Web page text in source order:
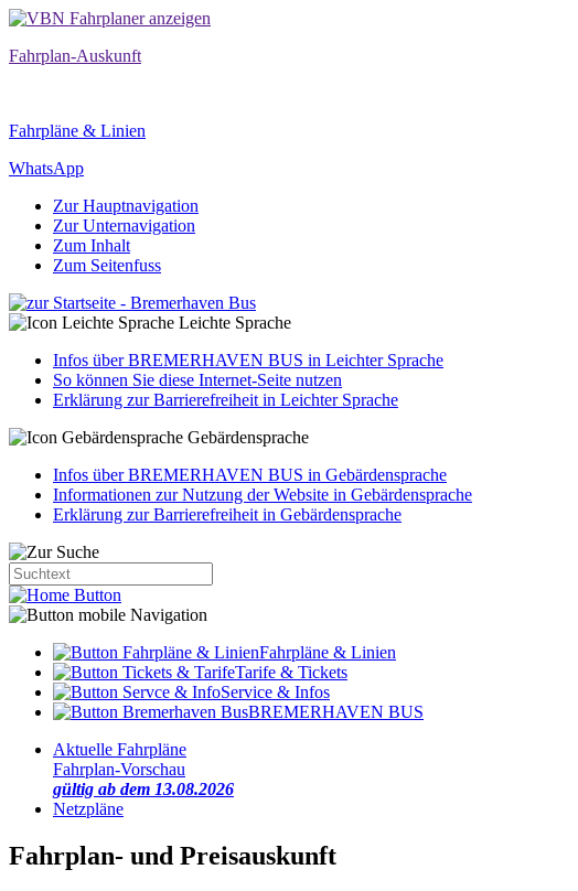
Fahrplan-Auskunft
Fahrpläne & Linien
WhatsApp
Zur Hauptnavigation
Zur Unternavigation
Zum Inhalt
Zum Seitenfuss
Leichte Sprache
Infos über BREMERHAVEN BUS in Leichter Sprache
So können Sie diese Internet-Seite nutzen
Erklärung zur Barrierefreiheit in Leichter Sprache
Gebärdensprache
Infos über BREMERHAVEN BUS in Gebärdensprache
Informationen zur Nutzung der Website in Gebärdensprache
Erklärung zur Barrierefreiheit in Gebärdensprache
Fahrpläne & Linien
Tarife & Tickets
Service & Infos
BREMERHAVEN BUS
Aktuelle Fahrpläne
Fahrplan-Vorschau
gültig ab dem 13.08.2026
Netzpläne
Fahrplan- und Preisauskunft